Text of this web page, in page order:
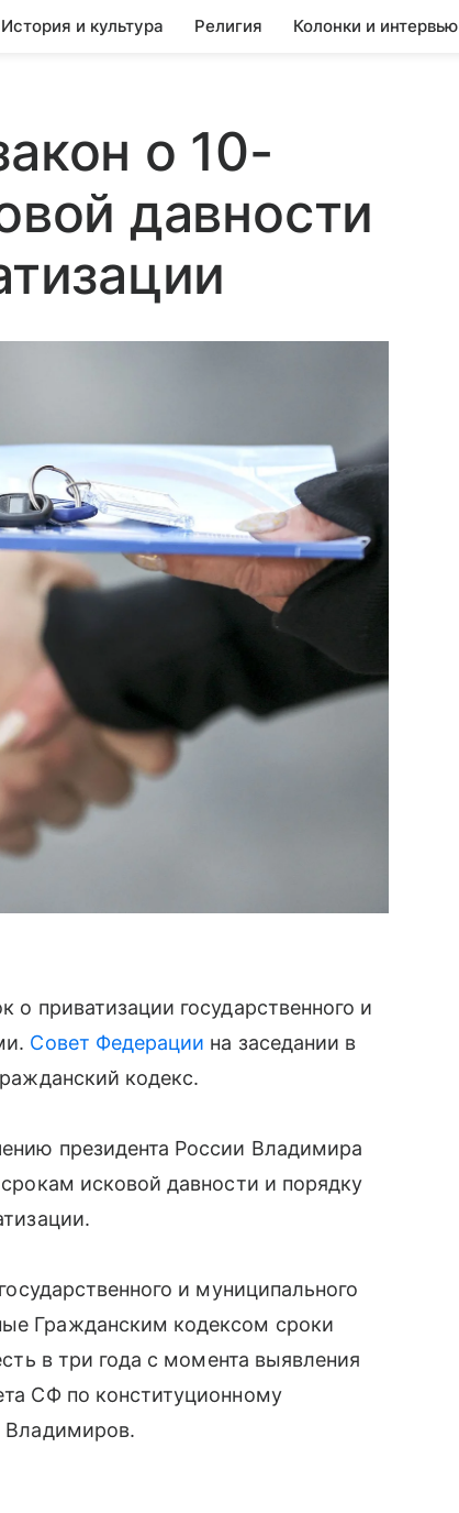
История и культура Религия Колонки и интервью
о 10-
давности
приватизации государственного и
Совет Федерации на заседании в
кодекс.
президента России Владимира
исковой давности и порядку
и муниципального
Гражданским кодексом сроки
в три года с момента выявления
СФ по конституционному
Владимиров.